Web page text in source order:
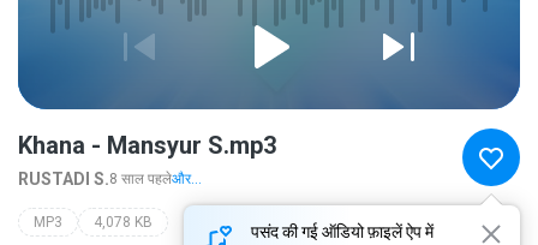
पसंद की गई ऑडियो फ़ाइलें ऐप में
Khana - Mansyur S.mp3
RUSTADI S.8 साल पहलेऔर...
MP3 4,078 KB